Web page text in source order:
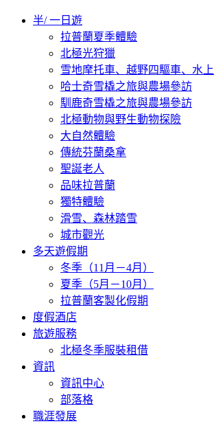
半/ 一日遊
拉普蘭夏季體驗
北極光狩獵
雪地摩托車、越野四驅車、水
哈士奇雪橇之旅與農場參訪
馴鹿奇雪橇之旅與農場參訪
北極動物與野生動物探險
大自然體驗
傳統芬蘭桑拿
聖誕老人
品味拉普蘭
獨特體驗
滑雪、森林踏雪
城市觀光
多天遊假期
冬季（11月－4月）
夏季（5月－10月）
拉普蘭客製化假期
度假酒店
旅遊服務
北極冬季服裝租借
資訊
資訊中心
部落格
職涯發展